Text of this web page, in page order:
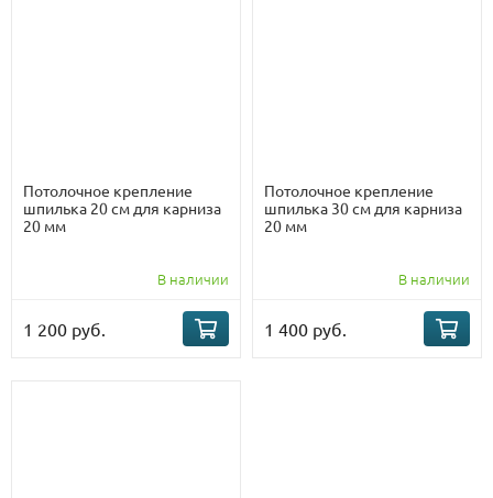
Потолочное крепление
шпилька 20 см для карниза
20 мм
В наличии
1 200 руб.
Потолочное крепление
шпилька 30 см для карниза
20 мм
В наличии
1 400 руб.